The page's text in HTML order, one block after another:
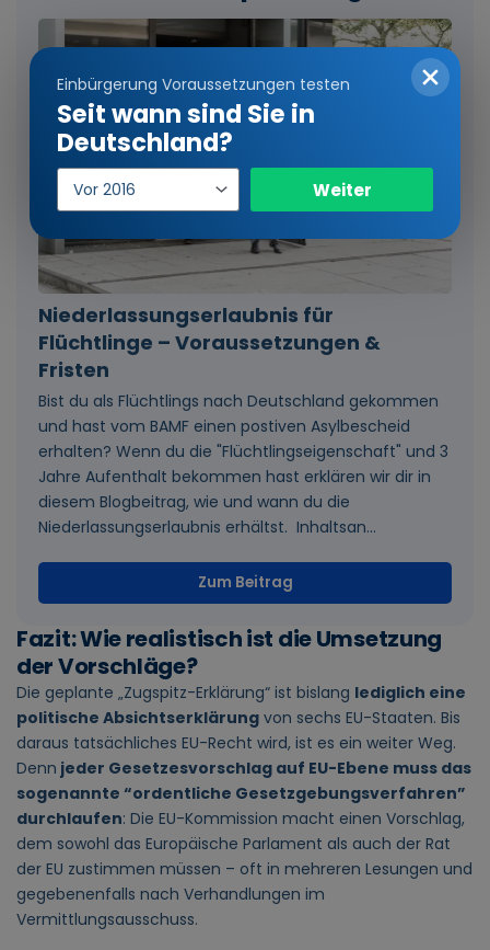
Niederlassungserlaubnis für
Flüchtlinge – Voraussetzungen &
Fristen
Bist du als Flüchtlings nach Deutschland gekommen
und hast vom BAMF einen postiven Asylbescheid
erhalten? Wenn du die "Flüchtlingseigenschaft" und 3
Jahre Aufenthalt bekommen hast erklären wir dir in
diesem Blogbeitrag, wie und wann du die
Niederlassungserlaubnis erhältst. Inhaltsan...
Zum Beitrag
Fazit: Wie realistisch ist die Umsetzung
der Vorschläge?
Die geplante „Zugspitz-Erklärung“ ist bislang lediglich eine
politische Absichtserklärung von sechs EU-Staaten. Bis
daraus tatsächliches EU-Recht wird, ist es ein weiter Weg.
Denn jeder Gesetzesvorschlag auf EU-Ebene muss das
sogenannte “ordentliche Gesetzgebungsverfahren”
durchlaufen: Die EU-Kommission macht einen Vorschlag,
dem sowohl das Europäische Parlament als auch der Rat
der EU zustimmen müssen – oft in mehreren Lesungen und
gegebenenfalls nach Verhandlungen im
Vermittlungsausschuss.
Einbürgerung Voraussetzungen testen
Seit wann sind Sie in
Deutschland?
Einreisejahr Weiter